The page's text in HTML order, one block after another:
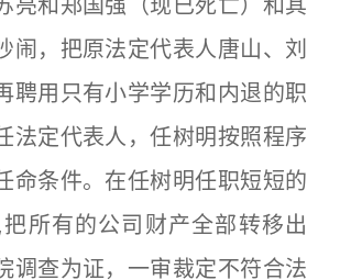
闹，把原法定代表人唐山、刘
聘用只有小学学历和内退的职
法定代表人，任树明按照程序
命条件。在任树明任职短短的
所有的公司财产全部转移出
调查为证，一审裁定不符合法